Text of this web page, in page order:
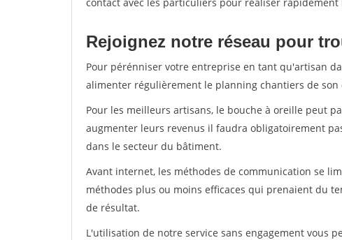
Rejoignez notre réseau pour
Pour pérénniser votre entreprise en tant qu'artisan
alimenter régulièrement le planning chantiers de
Pour les meilleurs artisans, le bouche à oreille peut
augmenter leurs revenus il faudra obligatoirement
dans le secteur du bâtiment.
Avant internet, les méthodes de communication se
méthodes plus ou moins efficaces qui prenaient du
de résultat.
L'utilisation de notre service sans engagement vous